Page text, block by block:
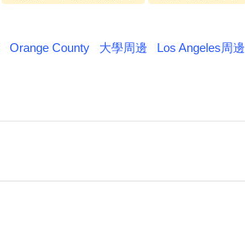
Orange County 大學周邊 Los Angeles周邊